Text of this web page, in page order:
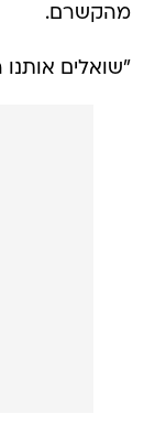
מהקשרם.
"שואלים